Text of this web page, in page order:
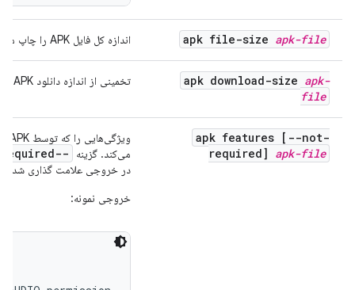
apk file-size apk-file اندازه کل فایل APK را چاپ می کند.
apk download-size apk-
file
تخمینی از اندازه دانلود APK را چاپ می کند.
apk features [--not-
required] apk-file
ویژگی‌هایی را که توسط APK استفاده می‌شوند و
می‌کند. گزینه
--not-required
در خروجی علامت گذاری شده
خروجی نمونه: